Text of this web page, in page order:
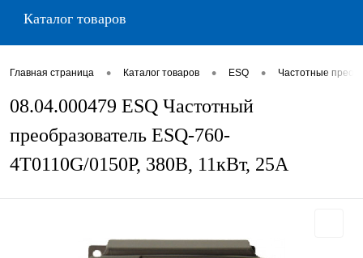
Каталог товаров
Главная страница • Каталог товаров • ESQ • Частотные
08.04.000479 ESQ Частотный
преобразователь ESQ-760-
4T0110G/0150P, 380В, 11кВт, 25А